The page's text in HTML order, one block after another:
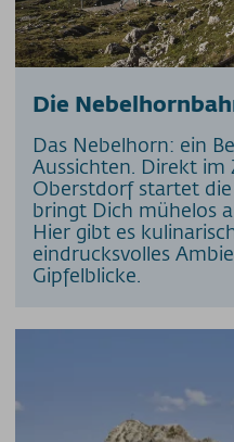
Die
Das Nebelhorn: ein
Aussichten. Direkt im
Oberstdorf startet
bringt Dich mühelos
Hier gibt es
eindrucksvolles
Gipfelblicke.